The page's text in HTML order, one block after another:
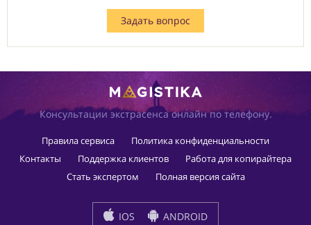
Задать вопрос
Консультации экстрасенса онлайн по телефону.
Правила сервиса
Политика конфиденциальности
Контакты
Поддержка клиентов
Работа для копирайтера
Стать экспертом
Полная версия сайта
IOS ANDROID